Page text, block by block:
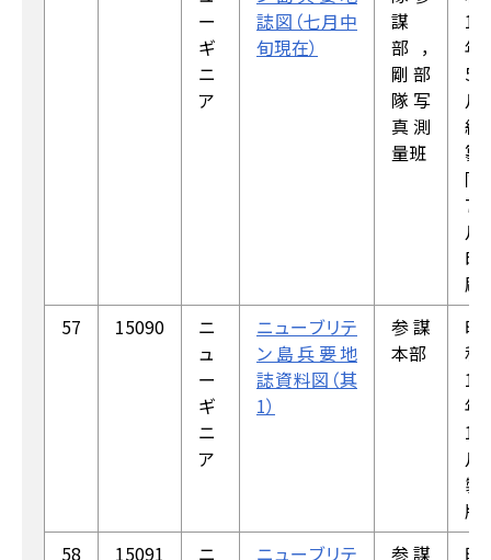
ー
ギ
ニ
ア
誌図（七月中
旬現在）
謀
部，
剛部
隊写
真測
量班
18
年
5
月
編
纂，
同
7
月
印
刷
57
15090
ニ
ュ
ー
ギ
ニ
ア
ニューブリテ
ン島兵要地
誌資料図（其
1）
参謀
本部
昭
和
19
年
1
月
製
版
58
15091
ニ
ニューブリテ
参謀
昭